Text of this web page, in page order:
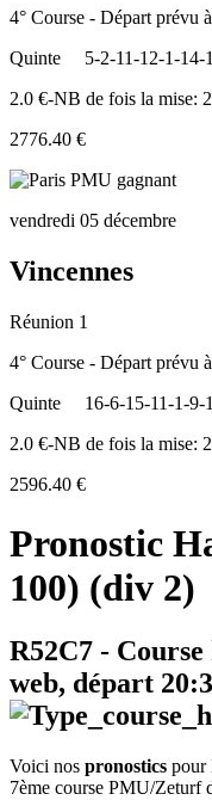
4° Course - Départ prévu
Quinte
5-2-11-12-1-14-
2.0 €-NB de fois la mise:
2776.40 €
vendredi 05 décembre
Vincennes
Réunion 1
4° Course - Départ prévu
Quinte
16-6-15-11-1-9-
2.0 €-NB de fois la mise:
2596.40 €
Pronostic
100) (div 2)
R52C7 - Course
web, départ
Voici nos pronostics pour
7ème course PMU/Zeturf